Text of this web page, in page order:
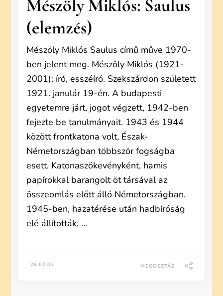
Mészöly Miklós: Saulus
(elemzés)
Mészöly Miklós Saulus című műve 1970-
ben jelent meg. Mészöly Miklós (1921-
2001): író, esszéíró. Szekszárdon született
1921. janulár 19-én. A budapesti
egyetemre járt, jogot végzett, 1942-ben
fejezte be tanulmányait. 1943 és 1944
között frontkatona volt, Észak-
Németországban többször fogságba
esett. Katonaszökevényként, hamis
papírokkal barangolt öt társával az
összeomlás előtt álló Németországban.
1945-ben, hazatérése után hadbíróság
elé állították, …
26.02.03 MEGOSZTÁS